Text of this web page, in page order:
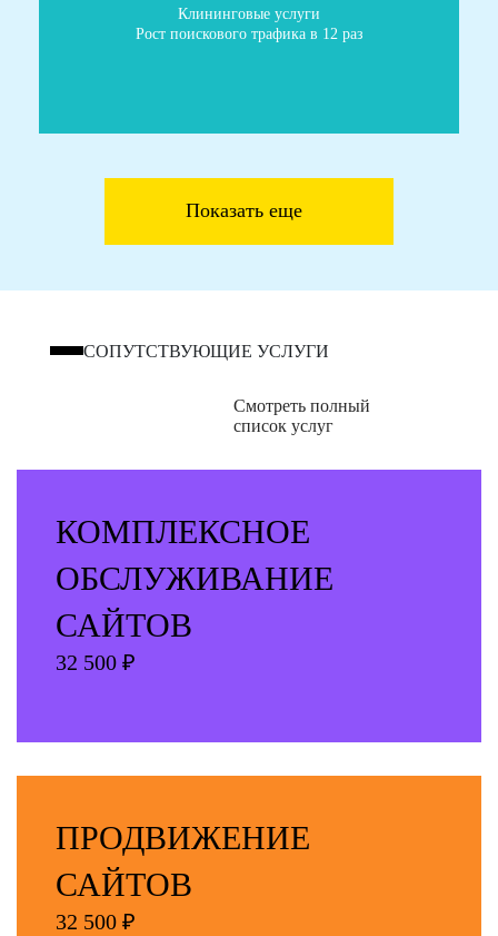
Клининговые услуги
Рост поискового трафика в 12 раз
Показать еще
СОПУТСТВУЮЩИЕ УСЛУГИ
Смотреть полный
список услуг
КОМПЛЕКСНОЕ
ОБСЛУЖИВАНИЕ
САЙТОВ
32 500 ₽
ПРОДВИЖЕНИЕ
САЙТОВ
32 500 ₽